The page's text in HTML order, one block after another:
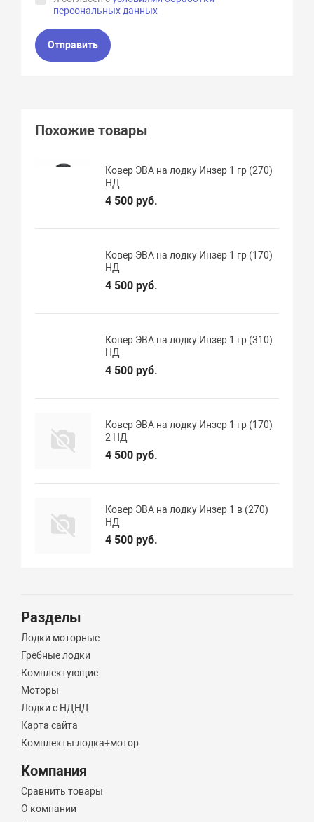
персональных данных
Отправить
Похожие товары
Ковер ЭВА на лодку Инзер 1 гр (270)
НД
4 500 руб.
Ковер ЭВА на лодку Инзер 1 гр (170)
НД
4 500 руб.
Ковер ЭВА на лодку Инзер 1 гр (310)
НД
4 500 руб.
Ковер ЭВА на лодку Инзер 1 гр (170)
2 НД
4 500 руб.
Ковер ЭВА на лодку Инзер 1 в (270)
НД
4 500 руб.
Разделы
Лодки моторные
Гребные лодки
Комплектующие
Моторы
Лодки с НДНД
Карта сайта
Комплекты лодка+мотор
Компания
Сравнить товары
О компании